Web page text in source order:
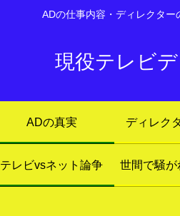
ADの仕事内容・ディレクタ
現役テレビ
ADの真実 ディレク
テレビvsネット論争 世間で騒が